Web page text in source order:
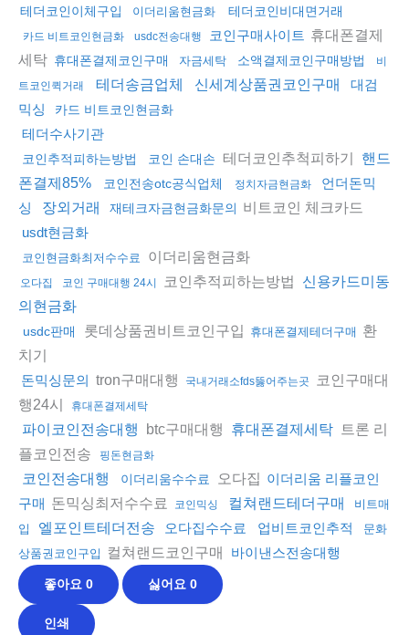
테더코인이체구입 이더리움현금화 테더코인비대면거래
카드 비트코인현금화 usdc전송대행 코인구매사이트 휴대폰결제
세탁 휴대폰결제코인구매 자금세탁 소액결제코인구매방법
비
트코인퀵거래
테더송금업체 신세계상품권코인구매
대검
믹싱
카드 비트코인현금화
테더수사기관
코인추적피하는방법 코인 손대손 테더코인추척피하기
핸드
폰결제85%
코인전송otc공식업체 정치자금현금화
언더돈믹
싱
장외거래 재테크자금현금화문의 비트코인 체크카드
usdt현금화
코인현금화최저수수료 이더리움현금화
오다집 코인 구매대행 24시 코인추적피하는방법
신용카드미동
의현금화
usdc판매 롯데상품권비트코인구입 휴대폰결제테더구매 환
치기
돈믹싱문의 tron구매대행 국내거래소fds뚫어주는곳
코인구매대
행24시
휴대폰결제세탁
파이코인전송대행 btc구매대행 휴대폰결제세탁
트론 리
플코인전송
핑돈현금화
코인전송대행 이더리움수수료 오다집 이더리움 리플코인
구매 돈믹싱최저수수료 코인믹싱 컬쳐랜드테더구매
비트매
입
엘포인트테더전송 오다집수수료 업비트코인추적
문화
상품권코인구입
컬쳐랜드코인구매 바이낸스전송대행
좋아요 0 싫어요 0
인쇄